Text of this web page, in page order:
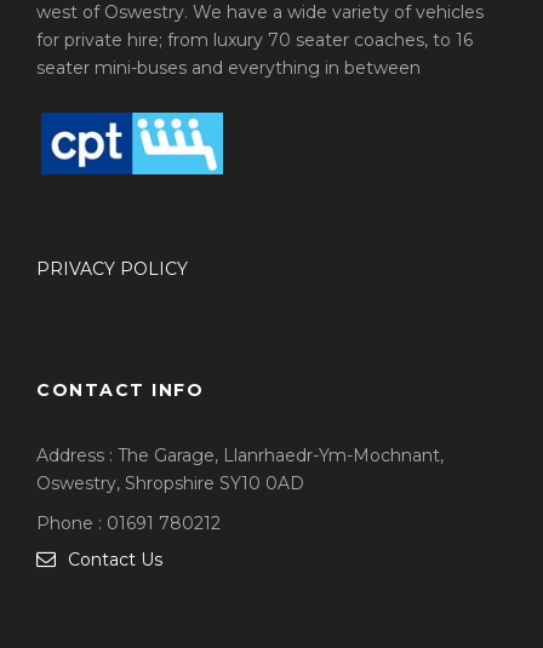
west of Oswestry. We have a wide variety of vehicles
for private hire; from luxury 70 seater coaches, to 16
seater mini-buses and everything in between
PRIVACY POLICY
CONTACT INFO
Address : The Garage, Llanrhaedr-Ym-Mochnant,
Oswestry, Shropshire SY10 0AD
Phone : 01691 780212
Contact Us